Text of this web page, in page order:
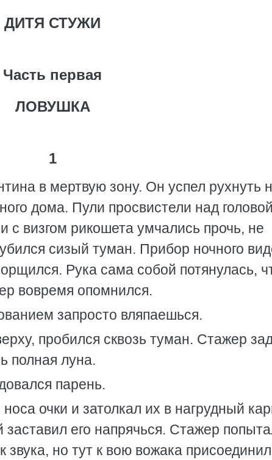
ДИТЯ СТУЖИ
Часть первая
ЛОВУШКА
1
в мертвую зону. Он успел рухнуть
дома. Пули просвистели над
с визгом рикошета умчались прочь, не
сизый туман. Прибор ночного
Рука сама собой потянулась,
вовремя опомнился.
запросто вляпаешься.
пробился сквозь туман. Стажер
полная луна.
парень.
очки и затолкал их в нагрудный
его напрячься. Стажер
звука, но тут к вою вожака